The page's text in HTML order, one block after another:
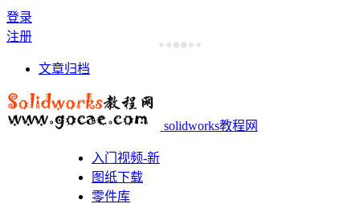
登录
注册
文章归档
solidworks教程网
入门视频-新
图纸下载
零件库